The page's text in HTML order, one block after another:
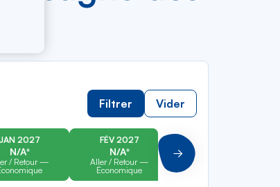
Filtrer Vider
2027
N/A*
/ Retour —
FÉV 2027
N/A*
Aller / Retour —
Économique
Aller / Retour —
Suivant